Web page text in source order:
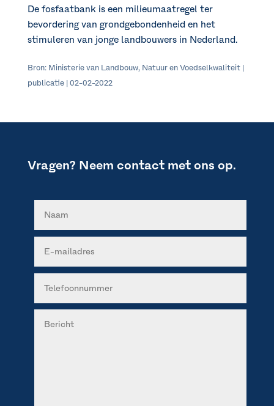
De fosfaatbank is een milieumaatregel ter
bevordering van grondgebondenheid en het
stimuleren van jonge landbouwers in Nederland.
Bron: Ministerie van Landbouw, Natuur en Voedselkwaliteit |
publicatie | 02-02-2022
Vragen? Neem contact met ons op.